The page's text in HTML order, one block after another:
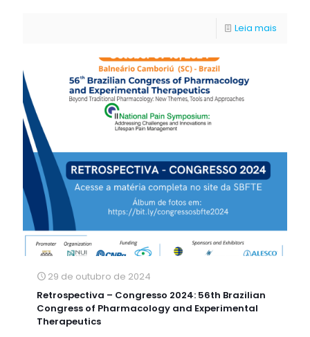
Leia mais
29 de outubro de 2024
Retrospectiva – Congresso 2024: 56th Brazilian
Congress of Pharmacology and Experimental
Therapeutics